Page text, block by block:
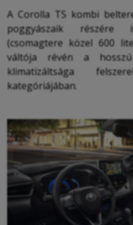
A Corolla TS kombi
poggyászaik részére
(csomagtere közel 600
váltója révén a
klimatizáltsága
kategóriájában.